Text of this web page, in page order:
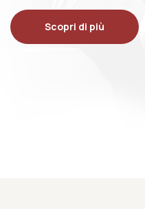
Scopri di più